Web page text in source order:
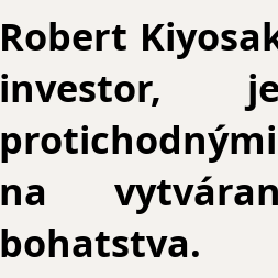
Robert
investor,
na
bohatstva.